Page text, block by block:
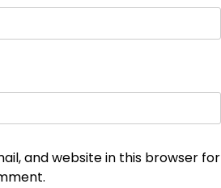
and website in this browser for